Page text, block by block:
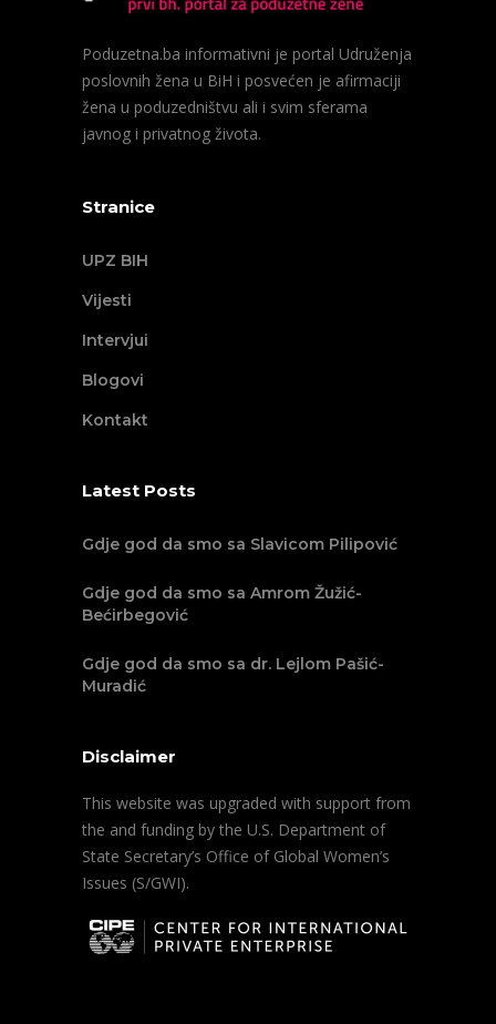
Poduzetna.ba informativni je portal Udruženja
poslovnih žena u BiH i posvećen je afirmaciji
žena u poduzedništvu ali i svim sferama
javnog i privatnog života.
Stranice
UPZ BIH
Vijesti
Intervjui
Blogovi
Kontakt
Latest Posts
Gdje god da smo sa Slavicom Pilipović
Gdje god da smo sa Amrom Žužić-
Bećirbegović
Gdje god da smo sa dr. Lejlom Pašić-
Muradić
Disclaimer
This website was upgraded with support from
the and funding by the U.S. Department of
State Secretary’s Office of Global Women’s
Issues (S/GWI).